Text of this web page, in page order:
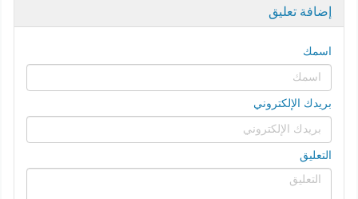
إضافة تعليق
اسمك
بريدك الإلكتروني
التعليق